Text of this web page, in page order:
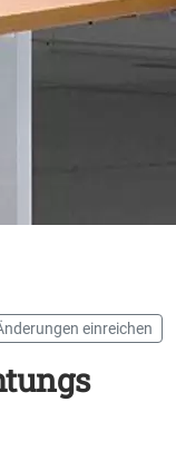
einreichen